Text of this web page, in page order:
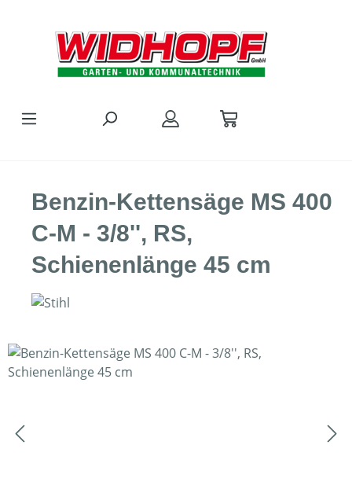
Benzin-Kettensäge MS 400
C-M - 3/8'', RS,
Schienenlänge 45 cm
Bildergalerie überspringen